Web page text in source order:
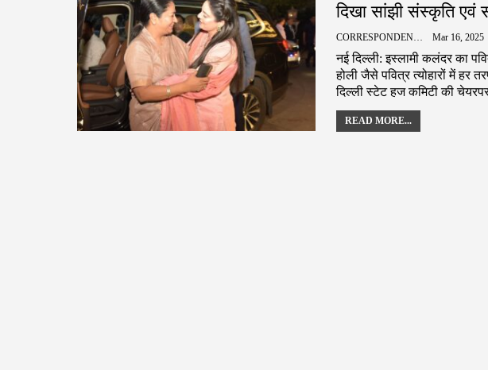
दिखा सांझी संस्कृति एवं
Mar 16, 2025
नई दिल्ली: इस्लामी कलंदर का
होली जैसे पवित्र त्योहारों में हर
दिल्ली स्टेट हज कमिटी की
READ MORE...